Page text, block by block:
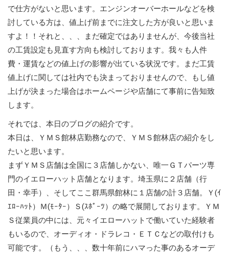
で仕方がないと思います。エンジンオーバーホールなどを検
討している方は、値上げ前までに注文した方が良いと思いま
すよ！！それと、、、まだ確定ではありませんが、今後当社
の工賃設定も見直す方向も検討しております。我々も人件
費・運賃などの値上げの影響が出ている状況です。まだ工賃
値上げに関しては社内でも決まっておりませんので、もし値
上げが決まった場合はホームページや店舗にて事前に告知致
します。
それでは、本日のブログの紹介です。
本日は、ＹＭＳ館林店勤務なので、ＹＭＳ館林店の紹介をし
たいと思います。
まずＹＭＳ店舗は全国に３店舗しかない、唯一ＧＴパーツ専
門のイエローハット店舗となります。埼玉県に２店舗（行
田・幸手）、そしてここ群馬県館林に１店舗の計３店舗。Ｙ(ｲ
ｴﾛｰﾊｯﾄ）Ｍ(ﾓｰﾀｰ）Ｓ(ｽﾎﾟｰﾂ）の略で展開しております。ＹＭ
Ｓ従業員の中には、元々イエローハットで働いていた経験者
もいるので、オーディオ・ドラレコ・ＥＴＣなどの取付けも
可能です。（もう、、、数十年前にハマった事のあるオーデ